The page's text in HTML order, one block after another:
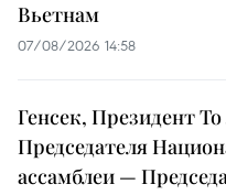
Вьетнам
07/08/2026 14:58
Генсек, Президент
Председателя
ассамблеи —